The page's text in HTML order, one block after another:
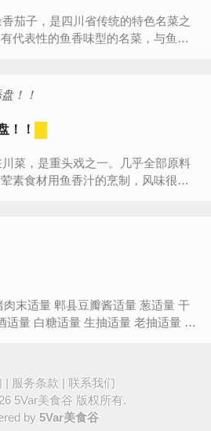
代表性的鱼香味型的名菜，与鱼香
！！
素食材用鱼香汁的烹制，风味很是
量 郫县豆瓣酱适量 葱适量 干
| 服务条款 | 联系我们
5Var美食谷 版权所有.
by 5Var美食谷